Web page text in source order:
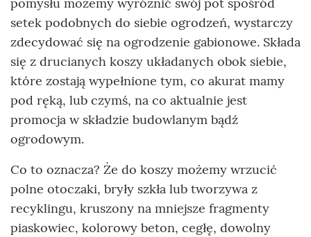
pomysłu możemy wyróżnić swój pot spośród
setek podobnych do siebie ogrodzeń, wystarczy
zdecydować się na ogrodzenie gabionowe. Składa
się z drucianych koszy układanych obok siebie,
które zostają wypełnione tym, co akurat mamy
pod ręką, lub czymś, na co aktualnie jest
promocja w składzie budowlanym bądź
ogrodowym.
Co to oznacza? Że do koszy możemy wrzucić
polne otoczaki, bryły szkła lub tworzywa z
recyklingu, kruszony na mniejsze fragmenty
piaskowiec, kolorowy beton, cegłę, dowolny